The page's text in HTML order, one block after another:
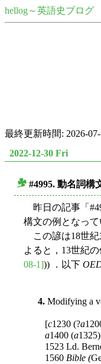
hellog～英語史ブログ
最終更新時間: 2026-
2022-12-30 Fri
#4995. 動名詞構
昨日の記事「
構文の例となって
この諺は18世紀
よると，13世紀
08-1])) ．以下
4. Modifying a
[c1230 (?a
a1400 (a1325)
1523 Ld.
1560 Bible (